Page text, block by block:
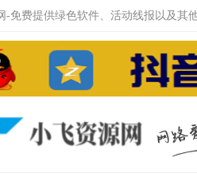
-免费提供绿色软件、活动线报以及其